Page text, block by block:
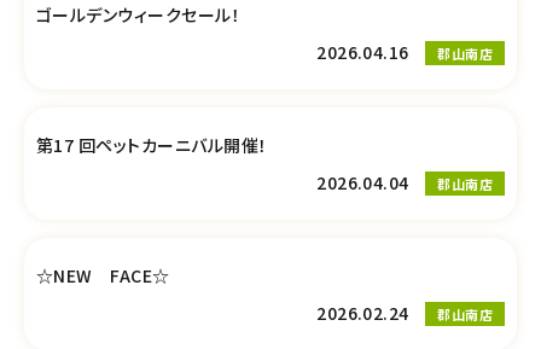
ゴールデンウィークセール！
2026.04.16
郡山南店
第17 回ペットカーニバル開催！
2026.04.04
郡山南店
☆NEW FACE☆
2026.02.24
郡山南店